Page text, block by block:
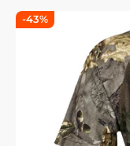
-43%